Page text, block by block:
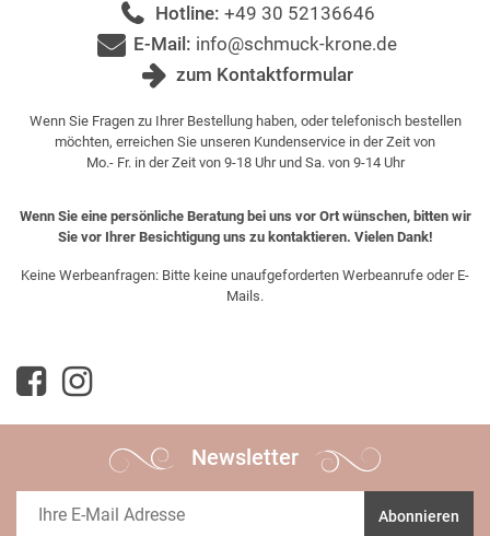
Hotline: +49 30 52136646
E-Mail: info@schmuck-krone.de
zum Kontaktformular
Wenn Sie Fragen zu Ihrer Bestellung haben, oder telefonisch bestellen
möchten, erreichen Sie unseren Kundenservice in der Zeit von
Mo.- Fr. in der Zeit von 9-18 Uhr und Sa. von 9-14 Uhr
Wenn Sie eine persönliche Beratung bei uns vor Ort wünschen, bitten wir
Sie vor Ihrer Besichtigung uns zu kontaktieren. Vielen Dank!
Keine Werbeanfragen: Bitte keine unaufgeforderten Werbeanrufe oder E-
Mails.
Newsletter
Abonnieren